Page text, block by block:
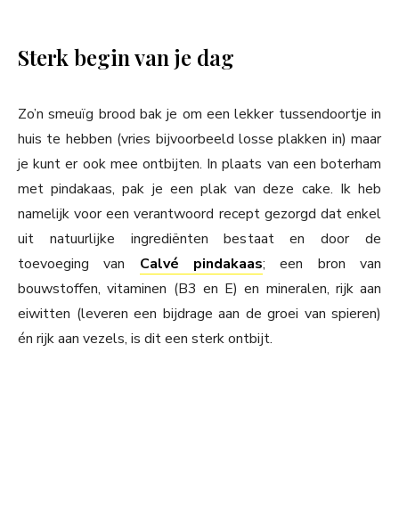
Sterk begin van je dag
Zo’n smeuïg brood bak je om een lekker tussendoortje in
huis te hebben (vries bijvoorbeeld losse plakken in) maar
je kunt er ook mee ontbijten. In plaats van een boterham
met pindakaas, pak je een plak van deze cake. Ik heb
namelijk voor een verantwoord recept gezorgd dat enkel
uit natuurlijke ingrediënten bestaat en door de
toevoeging van Calvé pindakaas; een bron van
bouwstoffen, vitaminen (B3 en E) en mineralen, rijk aan
eiwitten (leveren een bijdrage aan de groei van spieren)
én rijk aan vezels, is dit een sterk ontbijt.